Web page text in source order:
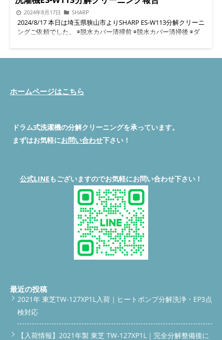
2024年8月17日 SHARP
2024/8/17 本日は埼玉県狭山市よりSHARP ES-W113分解クリーニ
ングご依頼でした。 ◉脱水カバー清掃前 ◉脱水カバー清掃後 ◉ダ
ラム式洗濯機分解クリーニング/修理専門店 問い合わせは公式
→ https://benriyabuzz.com/
◇◆◇◆◇◆◇◆◇◆◇◆◇◆◇◆◇◆◇◆◇
クリーニング #東京都ドラム式洗濯機分解クリーニング #神奈川
県ドラム式洗濯機分解クリーニング #群馬県ドラム式洗濯機分解
クリーニング ◇◆◇◆◇◆◇◆◇◆◇◆◇◆◇◆◇◆◇◆◇ 続
ホームページはこちら
ドラム式洗濯機の分解クリーニングを承っています。
まずはお気軽にお問い合わせ下さい！
公式LINEもございますのでお気軽にお問い合わせ下さい！
最近の投稿
2021年 東芝TW-127XP1L入荷｜ヒートポンプ分解洗浄・EP3点
検対応
【入荷情報】2021年製 東芝 TW-127XP1L｜完全分解整備後に